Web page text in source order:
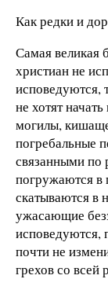
Как редки и
Самая великая
христиан не
исповедуются,
не хотят
могилы,
погребальные
связанными по
погружаются в
скатываются в
ужасающие
исповедуются,
почти не
грехов со всей